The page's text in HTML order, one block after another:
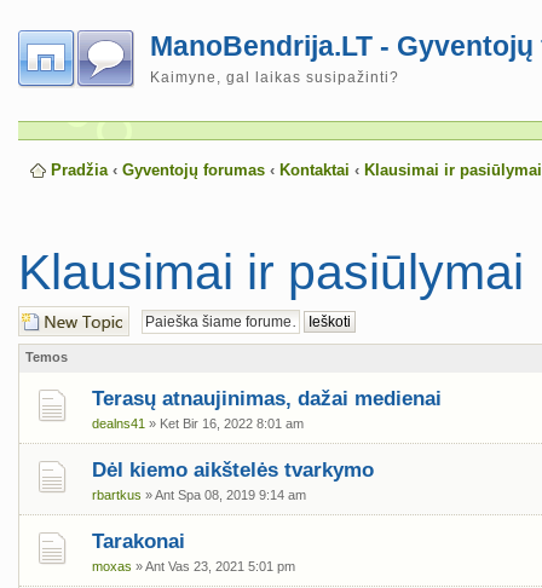
ManoBendrija.LT -
Kaimyne, gal laikas susipažinti?
Pradžia ‹ Gyventojų forumas ‹ Kontaktai ‹ Klausimai ir pasiūlymai
Klausimai ir pasiūlymai
Naujos temos
kūrimas
Temos
Terasų atnaujinimas, dažai medienai
dealns41 » Ket Bir 16, 2022 8:01 am
Dėl kiemo aikštelės tvarkymo
rbartkus » Ant Spa 08, 2019 9:14 am
Tarakonai
moxas » Ant Vas 23, 2021 5:01 pm